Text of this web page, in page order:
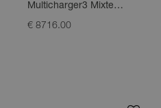
Multicharger3 Mixte
250Wh
€ 8716.00